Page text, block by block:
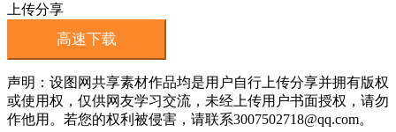
上传分享
高速下载
声明：设图网共享素材作品均是用户自行上传分享并拥有版权
或使用权，仅供网友学习交流，未经上传用户书面授权，请勿
作他用。若您的权利被侵害，请联系3007502718@qq.com。